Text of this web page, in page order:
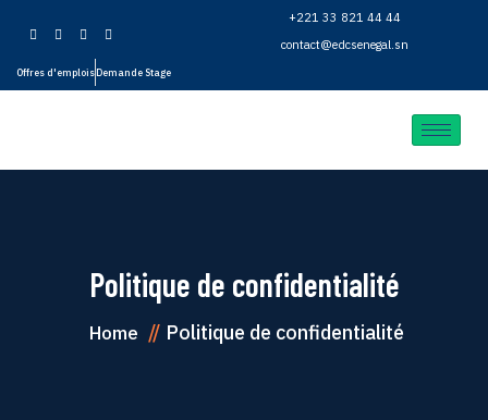
+221 33 821 44 44
contact@edcsenegal.sn
Offres d'emploisDemande Stage
Politique de confidentialité
Home Politique de confidentialité